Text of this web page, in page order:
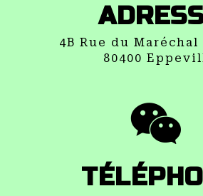
4B Rue du Maréchal Leclerc,
80400